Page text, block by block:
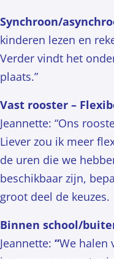
Synchroon/
kinderen lezen en
Verder vindt het
plaats.”
Vast rooster –
Jeannette: “Ons
Liever zou ik meer
de uren die we
beschikbaar zijn,
groot deel de keuzes.
Binnen school/
Jeannette: “We halen